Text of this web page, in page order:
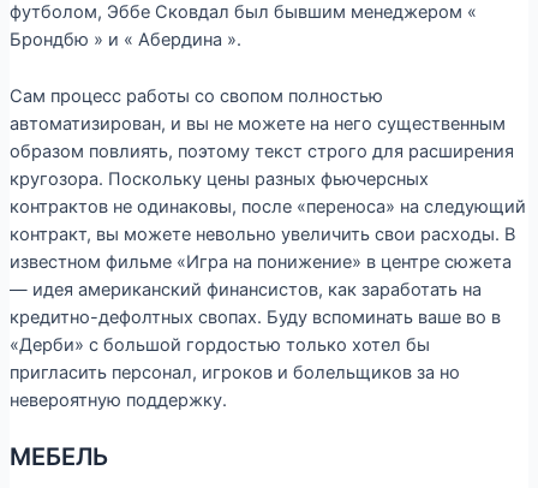
футболом, Эббе Сковдал был бывшим менеджером «
Брондбю » и « Абердина ».
Сам процесс работы со свопом полностью
автоматизирован, и вы не можете на него существенным
образом повлиять, поэтому текст строго для расширения
кругозора. Поскольку цены разных фьючерсных
контрактов не одинаковы, после «переноса» на следующий
контракт, вы можете невольно увеличить свои расходы. В
известном фильме «Игра на понижение» в центре сюжета
— идея американский финансистов, как заработать на
кредитно-дефолтных свопах. Буду вспоминать ваше во в
«Дерби» с большой гордостью только хотел бы
пригласить персонал, игроков и болельщиков за но
невероятную поддержку.
МЕБЕЛЬ